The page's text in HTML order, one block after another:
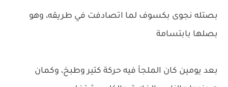
بصتله نجوى بكسوف لما اتصادفت في طريقه، وهو
بصلها بابتسامة
بعد يومين كان الملجأ فيه حركة كتير وطبخ، وكمان